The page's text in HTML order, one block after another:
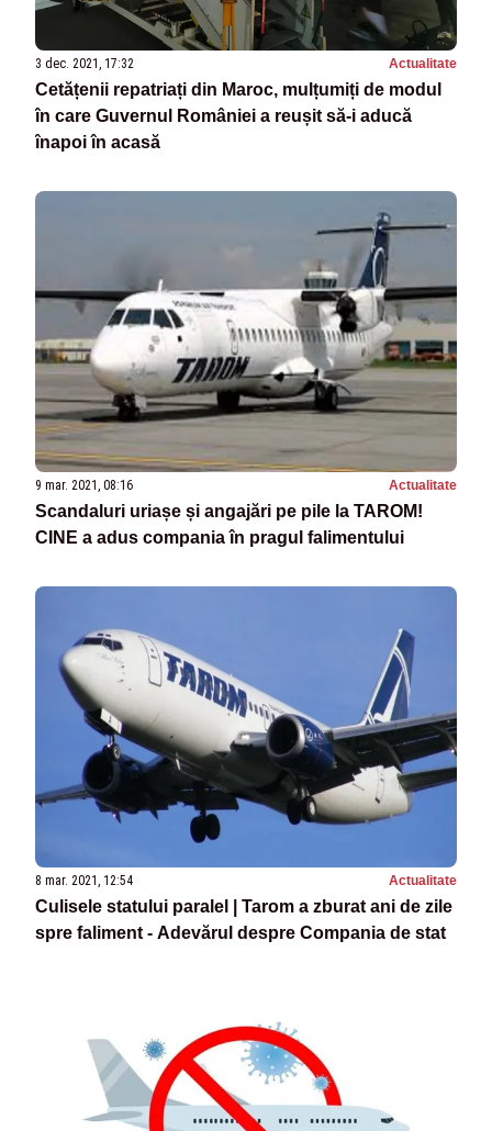
3 dec. 2021, 17:32 Actualitate
Cetățenii repatriați din Maroc, mulțumiți de modul
în care Guvernul României a reușit să-i aducă
înapoi în acasă
9 mar. 2021, 08:16 Actualitate
Scandaluri uriașe și angajări pe pile la TAROM!
CINE a adus compania în pragul falimentului
8 mar. 2021, 12:54 Actualitate
Culisele statului paralel | Tarom a zburat ani de zile
spre faliment - Adevărul despre Compania de stat